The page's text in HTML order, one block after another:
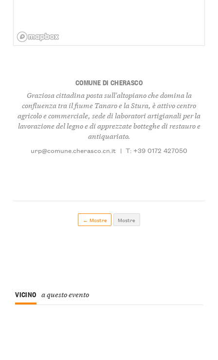
COMUNE DI CHERASCO
Graziosa cittadina posta sull'altopiano che domina la
confluenza tra il fiume Tanaro e la Stura, è attivo centro
agricolo e commerciale, sede di laboratori artigianali per la
lavorazione del legno e di apprezzate botteghe di restauro e
antiquariato.
urp@comune.cherasco.cn.it | T: +39 0172 427050
← Mostre Mostre
VICINO a questo evento